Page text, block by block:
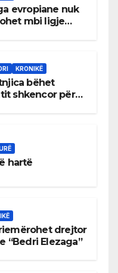
evropiane nuk
mbi ligje
KRONIKË
bëhet
shkencor për
hartë
drejtor
“Bedri Elezaga”